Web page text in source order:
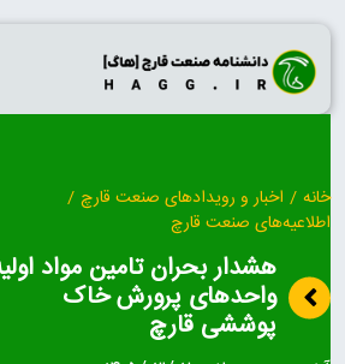
Skip
content
خانه / اخبار و رویدادهای صنعت قارچ /
اطلاعیه‌های صنعت قارچ
هشدار بحران تامین مواد
واحدهای پرورش خاک
پوششی قارچ